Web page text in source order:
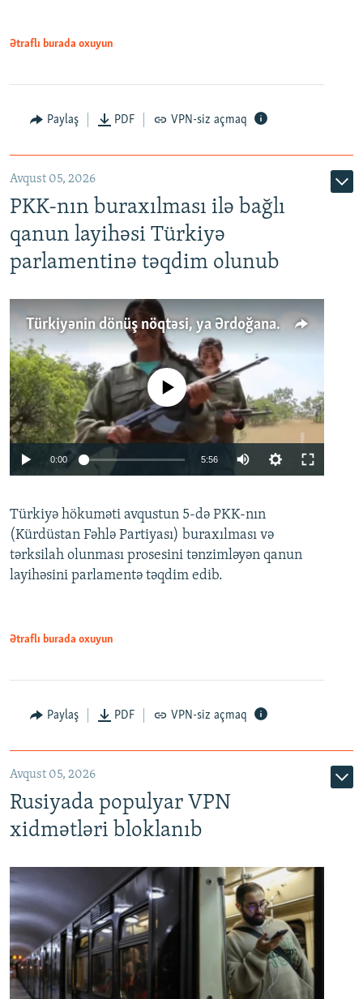
Ətraflı burada oxuyun
Paylaş PDF VPN-siz açmaq
Avqust 05, 2026
PKK-nın buraxılması ilə bağlı
qanun layihəsi Türkiyə
parlamentinə təqdim olunub
Türkiyənin dönüş nöqtəsi, ya Ərdoğana üçüncü şans: PKK ilə qəfil barışıq nə deməkdir?
Auto 240p 360p 480p
720p 1080p
No media source currently available
0:00 5:56
360p
480p
Türkiyə hökuməti avqustun 5-də PKK-nın
(Kürdüstan Fəhlə Partiyası) buraxılması və
tərksilah olunması prosesini tənzimləyən qanun
layihəsini parlamentə təqdim edib.
Ətraflı burada oxuyun
Paylaş PDF VPN-siz açmaq
Avqust 05, 2026
Rusiyada populyar VPN
xidmətləri bloklanıb